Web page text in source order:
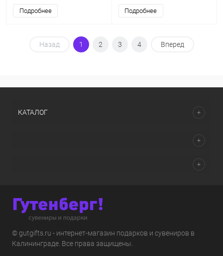
Подробнее Подробнее
Назад 1 2 3 4 Вперед
КАТАЛОГ
© gutgifts.ru - интернет-магазин подарков и сувениров в
Калининграде. Все права защищены.